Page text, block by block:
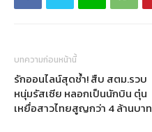
บทความก่อนหน้านี้
รักออนไลน์สุดช้ำ! สืบ สตม.รวบ
หนุ่มรัสเซีย หลอกเป็นนักบิน ตุ๋น
เหยื่อสาวไทยสูญกว่า 4 ล้านบาท